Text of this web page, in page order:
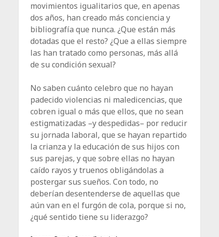
movimientos igualitarios que, en apenas
dos años, han creado más conciencia y
bibliografía que nunca. ¿Que están más
dotadas que el resto? ¿Que a ellas siempre
las han tratado como personas, más allá
de su condición sexual?
No saben cuánto celebro que no hayan
padecido violencias ni maledicencias, que
cobren igual o más que ellos, que no sean
estigmatizadas –y despe­didas– por reducir
su jornada laboral, que se hayan repartido
la crianza y la educación de sus hijos con
sus parejas, y que sobre ellas no hayan
caído rayos y truenos obligándolas a
postergar sus sueños. Con todo, no
deberían desentenderse de aquellas que
aún van en el furgón de cola, porque si no,
¿qué sentido tiene su liderazgo?